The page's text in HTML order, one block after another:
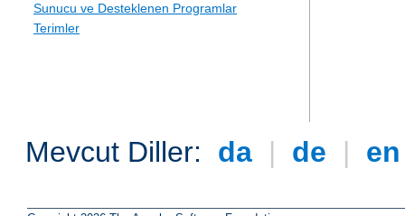
Sunucu ve Desteklenen Programlar
Terimler
Mevcut Diller: da | de |